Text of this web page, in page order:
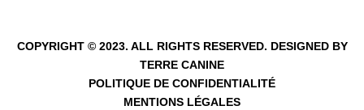
COPYRIGHT © 2023. ALL RIGHTS RESERVED. DESIGNED BY
TERRE CANINE
POLITIQUE DE CONFIDENTIALITÉ
MENTIONS LÉGALES